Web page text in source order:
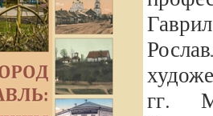
гг.